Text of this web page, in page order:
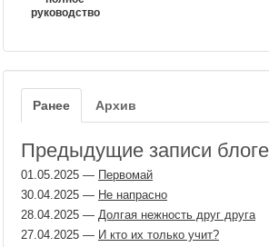
руководство
Ранее Архив
Предыдущие записи
01.05.2025 — Первомай
30.04.2025 — Не напрасно
28.04.2025 — Долгая нежность друг друга
27.04.2025 — И кто их только учит?